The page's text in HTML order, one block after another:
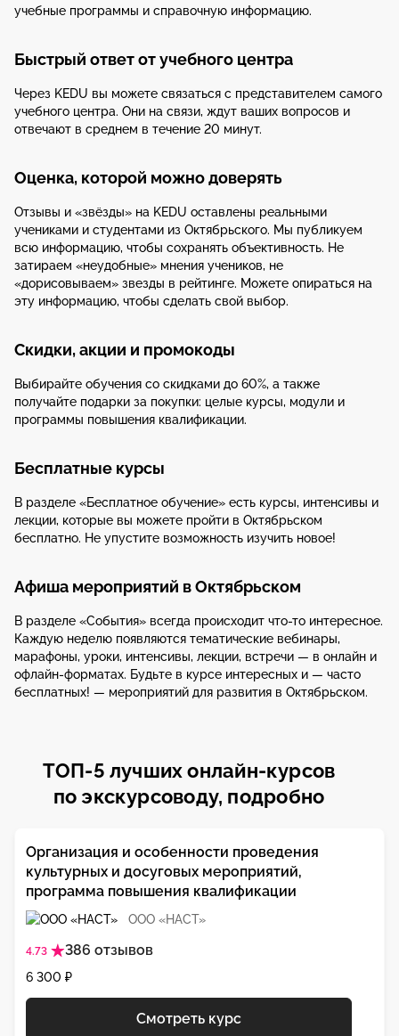
учебные программы и справочную информацию.
Быстрый ответ от учебного центра
Через KEDU вы можете связаться с представителем самого
учебного центра. Они на связи, ждут ваших вопросов и
отвечают в среднем в течение 20 минут.
Оценка, которой можно доверять
Отзывы и «звёзды» на KEDU оставлены реальными
учениками и студентами из Октябрьского. Мы публикуем
всю информацию, чтобы сохранять объективность. Не
затираем «неудобные» мнения учеников, не
«дорисовываем» звезды в рейтинге. Можете опираться на
эту информацию, чтобы сделать свой выбор.
Скидки, акции и промокоды
Выбирайте обучения со скидками до 60%, а также
получайте подарки за покупки: целые курсы, модули и
программы повышения квалификации.
Бесплатные курсы
В разделе «Бесплатное обучение» есть курсы, интенсивы и
лекции, которые вы можете пройти в Октябрьском
бесплатно. Не упустите возможность изучить новое!
Афиша мероприятий в Октябрьском
В разделе «События» всегда происходит что-то интересное.
Каждую неделю появляются тематические вебинары,
марафоны, уроки, интенсивы, лекции, встречи — в онлайн и
офлайн-форматах. Будьте в курсе интересных и — часто
бесплатных! — мероприятий для развития в Октябрьском.
ТОП-5 лучших онлайн-курсов
по экскурсоводу, подробно
ООО «НАСТ»
4.73 386 отзывов
Организация и особенности проведения
культурных и досуговых мероприятий,
программа повышения квалификации
6 300 ₽
Смотреть курс